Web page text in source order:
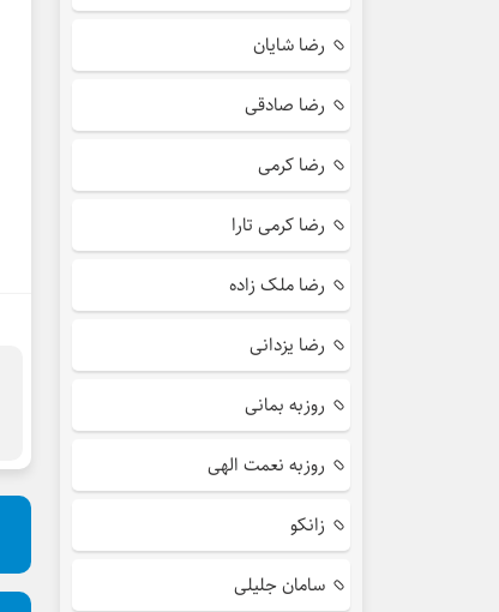
رضا شایان
رضا صادقی
رضا کرمی
رضا کرمی تارا
رضا ملک زاده
رضا یزدانی
روزبه بمانی
روزبه نعمت الهی
زانکو
سامان جلیلی